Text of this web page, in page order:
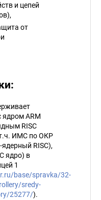
и цепей
от
ARM
RISC
ИМС по ОКР
RISC),
ядро) в
1
base/spravka/32-
sredy-
25277/).